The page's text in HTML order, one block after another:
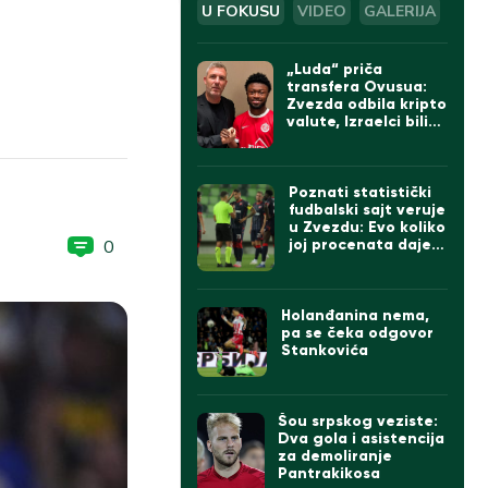
0
U FOKUSU VIDEO GALERIJA
„Luda“ priča
transfera Ovusua:
Zvezda odbila kripto
valute, Izraelci bili
Poznati statistički
fudbalski sajt veruje
u Zvezdu: Evo koliko
joj procenata daje
Holanđanina nema,
pa se čeka odgovor
Stankovića
Šou srpskog veziste:
Dva gola i asistencija
za demoliranje
Pantrakikosa